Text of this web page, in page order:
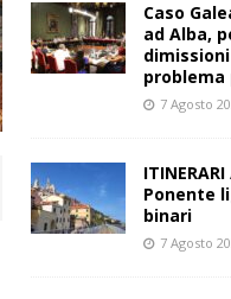
Caso
ad Alba,
7 Agosto
Ponente
binari
7 Agosto